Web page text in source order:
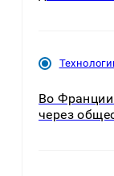
Во
через